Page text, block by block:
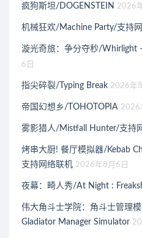
疯狗斯坦/DOGENSTEIN 2026
机械狂欢/Machine Party/支持
漩光奇旅：争分夺秒/Whirlight
6日
指尖碎裂/Typing Break 2026年
帝国幻想乡/TOHOTOPIA 2026
雾影猎人/Mistfall Hunter/支持
烤串大厨! 餐厅模拟器/Kebab
支持网络联机 2026年8月6日
夜幕：畸人秀/At Night :
伟大角斗士学院：角斗士管理
Gladiator Manager Simulator